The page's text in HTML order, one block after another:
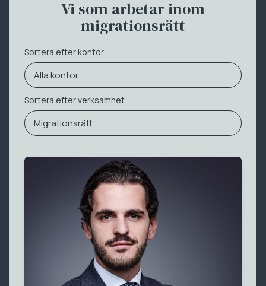
Vi som arbetar inom
migrationsrätt
Sortera efter kontor
Alla kontor
Sortera efter verksamhet
Migrationsrätt